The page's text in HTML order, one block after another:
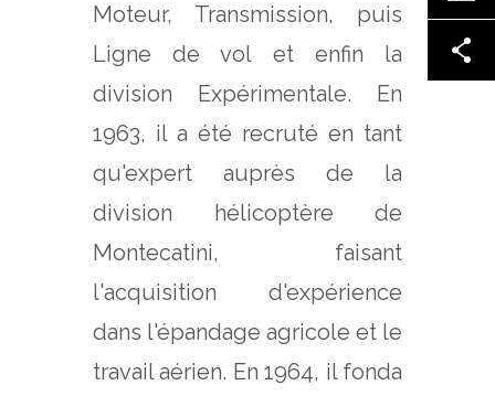
Moteur, Transmission, puis
Ligne de vol et enfin la
division Expérimentale. En
1963, il a été recruté en tant
qu'expert auprès de la
division hélicoptère de
Montecatini, faisant
l'acquisition d'expérience
dans l'épandage agricole et le
travail aérien. En 1964, il fonda